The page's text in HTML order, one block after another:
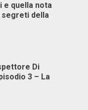
e quella nota
della
Di
3 – La